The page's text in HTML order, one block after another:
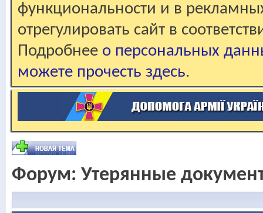
функциональности и в
отрегулировать сайт в
Подробнее о персональных
можете прочесть здесь.
Форум: Утерянные